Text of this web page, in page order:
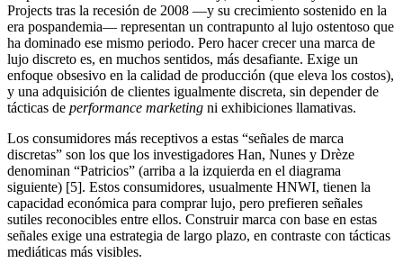
Projects tras la recesión de 2008 —y su crecimiento sostenido en la
era pospandemia— representan un contrapunto al lujo ostentoso que
ha dominado ese mismo periodo. Pero hacer crecer una marca de
lujo discreto es, en muchos sentidos, más desafiante. Exige un
enfoque obsesivo en la calidad de producción (que eleva los costos),
y una adquisición de clientes igualmente discreta, sin depender de
tácticas de performance marketing ni exhibiciones llamativas.
Los consumidores más receptivos a estas “señales de marca
discretas” son los que los investigadores Han, Nunes y Drèze
denominan “Patricios” (arriba a la izquierda en el diagrama
siguiente) [5]. Estos consumidores, usualmente HNWI, tienen la
capacidad económica para comprar lujo, pero prefieren señales
sutiles reconocibles entre ellos. Construir marca con base en estas
señales exige una estrategia de largo plazo, en contraste con tácticas
mediáticas más visibles.